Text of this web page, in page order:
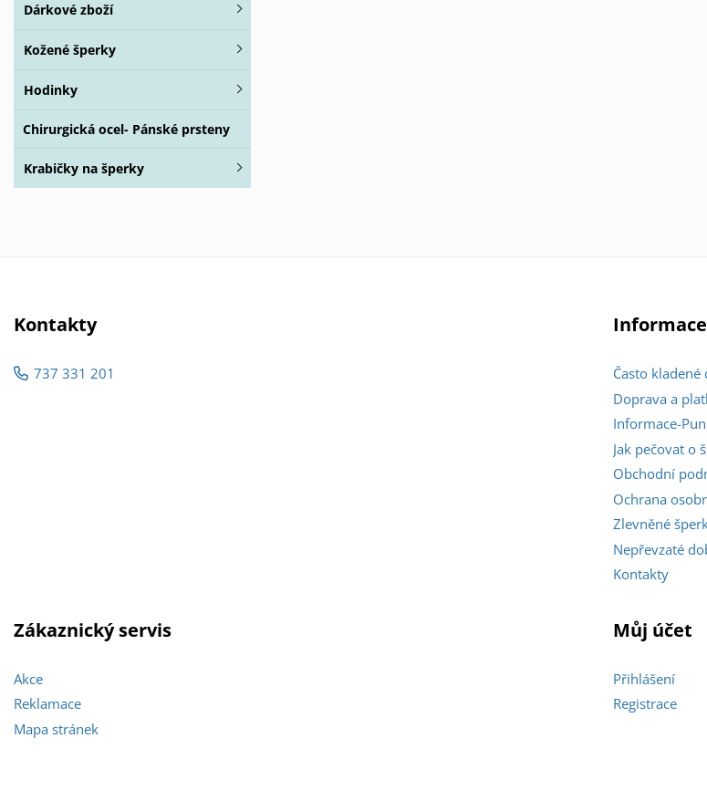
Dárkové zboží
Kožené šperky
Hodinky
Chirurgická ocel- Pánské prsteny
Krabičky na šperky
Kontakty
737 331 201
Informace
Často kladené
Doprava a
Informace-
Jak pečovat o
Obchodní
Ochrana
Zlevněné
Nepřevzaté
Kontakty
Zákaznický servis
Akce
Reklamace
Mapa stránek
Můj účet
Přihlášení
Registrace